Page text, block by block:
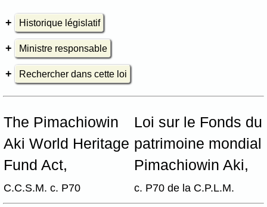
Historique législatif
Ministre responsable
Rechercher dans cette loi
The Pimachiowin
Aki World Heritage
Fund Act,
C.C.S.M. c. P70
Loi sur le Fonds du
patrimoine mondial
Pimachiowin Aki,
c. P70 de la C.P.L.M.